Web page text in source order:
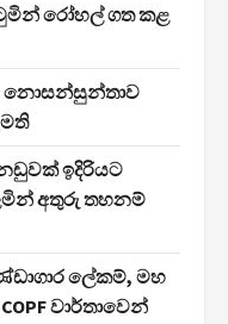
රෝහල් ගත කළ
නොසන්සුන්තාව
ඉදිරියට
අතුරු තහනම්
ලේකම්, මහ
වාර්තාවෙන්